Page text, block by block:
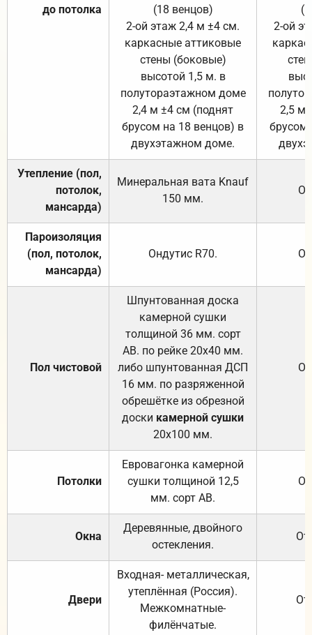
до потолка
(18 венцов)
2-ой этаж 2,4 м ±4 см.
каркасные аттиковые
стены (боковые)
высотой 1,5 м. в
полутораэтажном доме
2,4 м ±4 см (поднят
брусом на 18 венцов) в
двухэтажном доме.
2-ой
2,5 м
брусом
Утепление (пол,
потолок,
мансарда)
Минеральная вата Knauf
150 мм.
Пароизоляция
(пол, потолок,
мансарда)
Ондутис R70.
Пол чистовой
Шпунтованная доска
камерной сушки
толщиной 36 мм. сорт
АВ. по рейке 20х40 мм.
либо шпунтованная ДСП
16 мм. по разряженной
обрешётке из обрезной
доски камерной сушки
20х100 мм.
Потолки
Евровагонка камерной
сушки толщиной 12,5
мм. сорт АВ.
Окна
Деревянные, двойного
остекления.
Двери
Входная- металлическая,
утеплённая (Россия).
Межкомнатные-
филёнчатые.